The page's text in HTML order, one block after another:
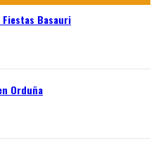
Basauri
Orduña